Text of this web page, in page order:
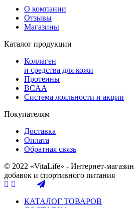
О компании
Отзывы
Магазины
Каталог продукции
Коллаген
и средства для кожи
Протеины
BCAA
Система лояльности и акции
Покупателям
Доставка
Оплата
Обратная связь
© 2022 «VitaLife» - Интернет-
добавок и спортивного питания
КАТАЛОГ ТОВАРОВ